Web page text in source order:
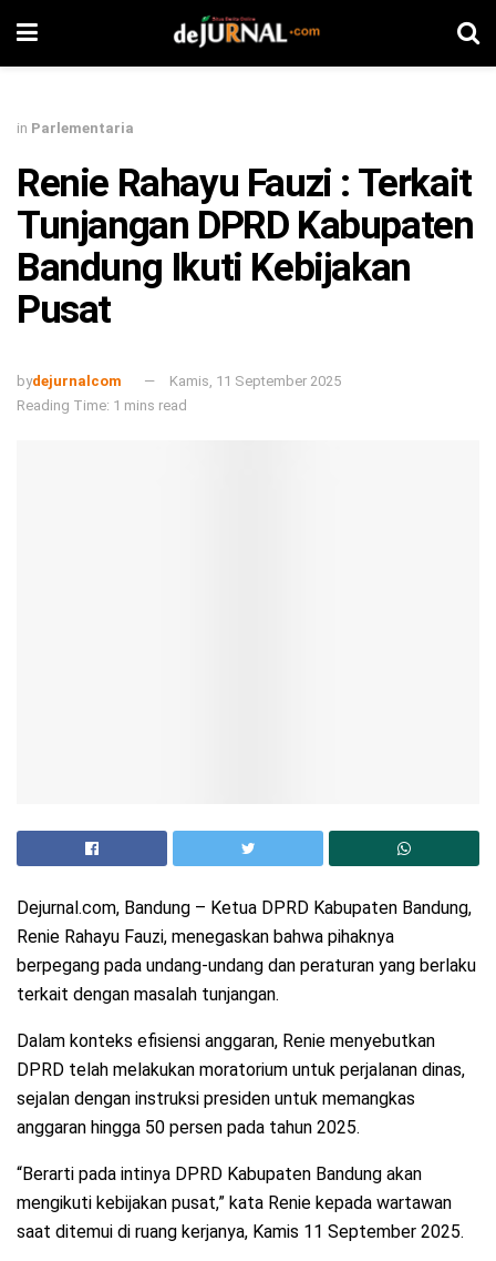
in Parlementaria
Renie Rahayu Fauzi : Terkait
Tunjangan DPRD Kabupaten
Bandung Ikuti Kebijakan
Pusat
bydejurnalcom
Kamis, 11 September 2025
Reading Time: 1 mins read
Dejurnal.com, Bandung – Ketua DPRD Kabupaten Bandung,
Renie Rahayu Fauzi, menegaskan bahwa pihaknya
berpegang pada undang-undang dan peraturan yang berlaku
terkait dengan masalah tunjangan.
Dalam konteks efisiensi anggaran, Renie menyebutkan
DPRD telah melakukan moratorium untuk perjalanan dinas,
sejalan dengan instruksi presiden untuk memangkas
anggaran hingga 50 persen pada tahun 2025.
“Berarti pada intinya DPRD Kabupaten Bandung akan
mengikuti kebijakan pusat,” kata Renie kepada wartawan
saat ditemui di ruang kerjanya, Kamis 11 September 2025.